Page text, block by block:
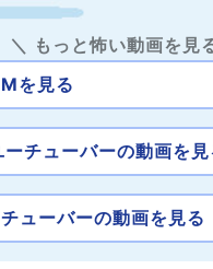
＼ もっと怖い動画を見
を見る
ーチューバーの動画を見
ューバーの動画を見る